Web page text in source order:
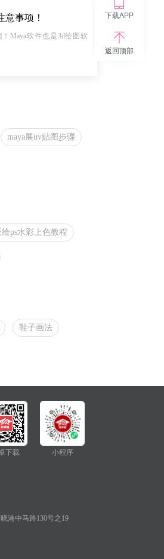
意事项！
Maya软件也是3d绘图软
maya展uv贴图步骤
绘ps水彩上色教程
鞋子画法
下载APP
返回顶部
下载 小程序
港中马路130号之19